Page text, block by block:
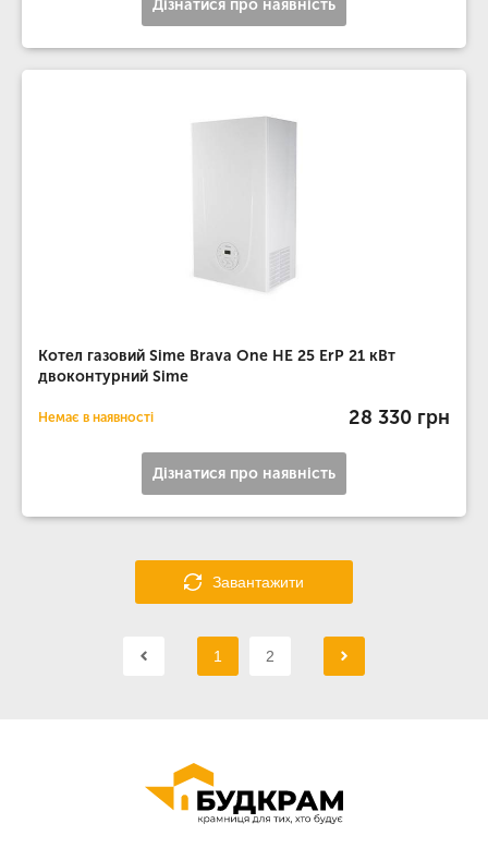
Дізнатися про наявність
Котел газовий Sime Brava One HE 25 ErP 21 кВт
двоконтурний Sime
Немає в наявності 28 330 грн
Дізнатися про наявність
Завантажити
1 2